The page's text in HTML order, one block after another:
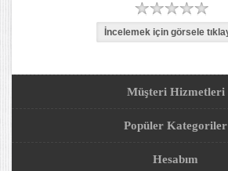
Müşteri Hizmetleri
Popüler Kategoriler
Hesabım